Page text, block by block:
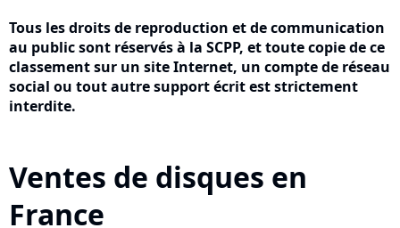
Tous les droits de reproduction et de communication
au public sont réservés à la SCPP, et toute copie de ce
classement sur un site Internet, un compte de réseau
social ou tout autre support écrit est strictement
interdite.
Ventes de disques en
France